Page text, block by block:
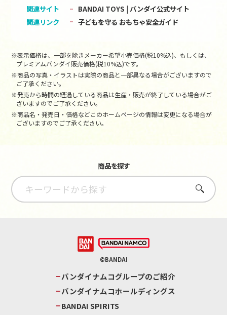
関連サイト
BANDAI TOYS | バンダイ公式サイト
関連リンク
子どもを守る おもちゃ安全ガイド
※表示価格は、一部を除きメーカー希望小売価格(税10%込)、もしくは、
プレミアムバンダイ販売価格(税10%込)です。
※商品の写真・イラストは実際の商品と一部異なる場合がございますので
ご了承ください。
※発売から時間の経過している商品は生産・販売が終了している場合がご
ざいますのでご了承ください。
※商品名・発売日・価格などこのホームページの情報は変更になる場合が
ございますのでご了承ください。
商品を探す
さがす
©BANDAI
バンダイナムコグループのご紹介
バンダイナムコホールディングス
BANDAI SPIRITS